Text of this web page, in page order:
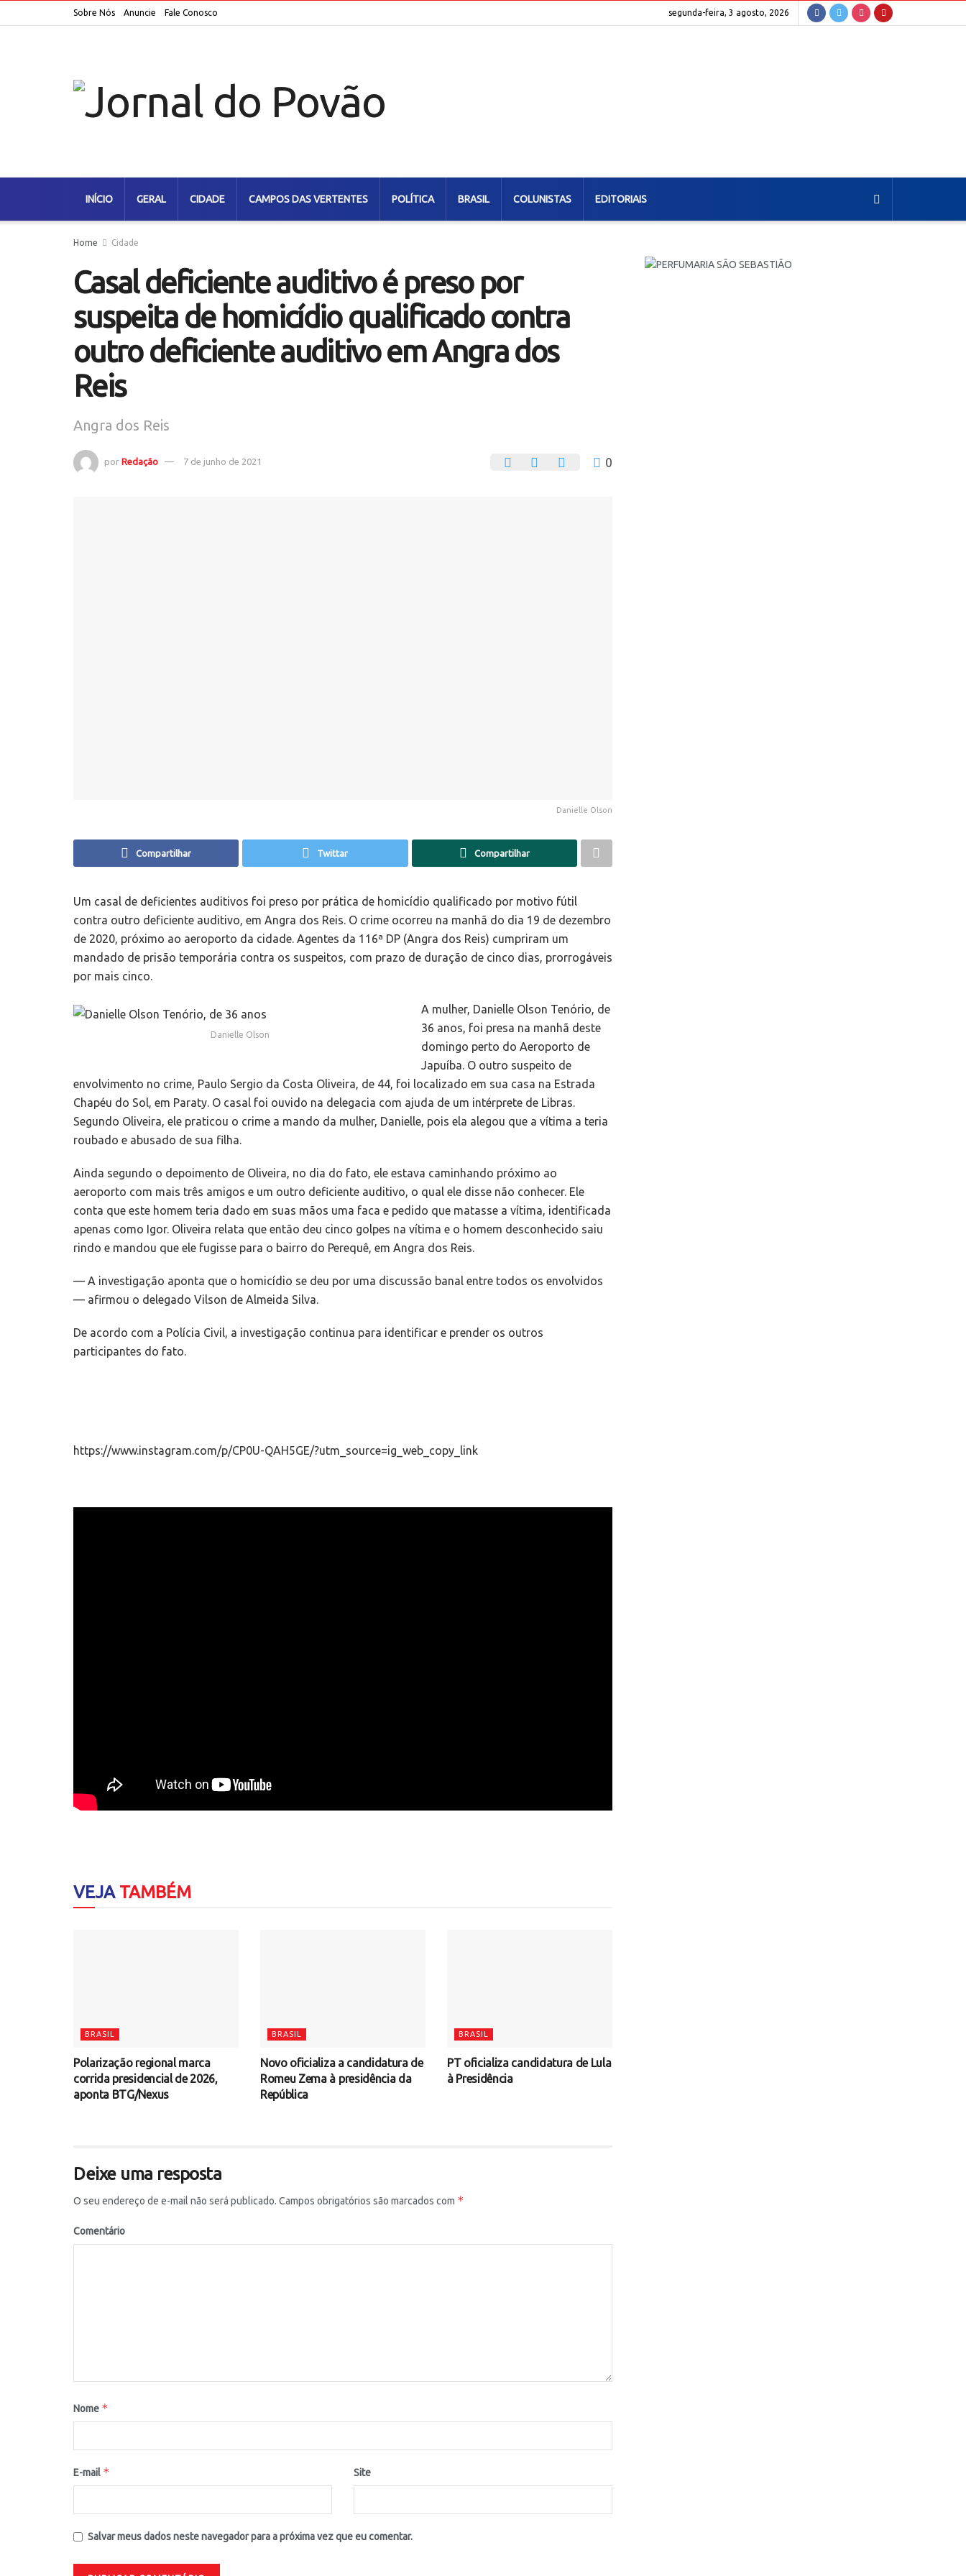
Sobre Nós Anuncie Fale Conosco segunda-feira, 3 agosto, 2026
INÍCIO GERAL CIDADE CAMPOS DAS VERTENTES POLÍTICA BRASIL COLUNISTAS EDITORIAIS
Home Cidade
Casal deficiente auditivo é preso por
suspeita de homicídio qualificado contra
outro deficiente auditivo em Angra dos
Reis
Angra dos Reis
por Redação 7 de junho de 2021 0
Danielle Olson
Compartilhar Twittar Compartilhar
Um casal de deficientes auditivos foi preso por prática de homicídio qualificado por motivo fútil
contra outro deficiente auditivo, em Angra dos Reis. O crime ocorreu na manhã do dia 19 de dezembro
de 2020, próximo ao aeroporto da cidade. Agentes da 116ª DP (Angra dos Reis) cumpriram um
mandado de prisão temporária contra os suspeitos, com prazo de duração de cinco dias, prorrogáveis
por mais cinco.
Danielle Olson
A mulher, Danielle Olson Tenório, de
36 anos, foi presa na manhã deste
domingo perto do Aeroporto de
Japuíba. O outro suspeito de
envolvimento no crime, Paulo Sergio da Costa Oliveira, de 44, foi localizado em sua casa na Estrada
Chapéu do Sol, em Paraty. O casal foi ouvido na delegacia com ajuda de um intérprete de Libras.
Segundo Oliveira, ele praticou o crime a mando da mulher, Danielle, pois ela alegou que a vítima a teria
roubado e abusado de sua filha.
Ainda segundo o depoimento de Oliveira, no dia do fato, ele estava caminhando próximo ao
aeroporto com mais três amigos e um outro deficiente auditivo, o qual ele disse não conhecer. Ele
conta que este homem teria dado em suas mãos uma faca e pedido que matasse a vítima, identificada
apenas como Igor. Oliveira relata que então deu cinco golpes na vítima e o homem desconhecido saiu
rindo e mandou que ele fugisse para o bairro do Perequê, em Angra dos Reis.
— A investigação aponta que o homicídio se deu por uma discussão banal entre todos os envolvidos
— afirmou o delegado Vilson de Almeida Silva.
De acordo com a Polícia Civil, a investigação continua para identificar e prender os outros
participantes do fato.
https://www.instagram.com/p/CP0U-QAH5GE/?utm_source=ig_web_copy_link
VEJATAMBÉM
BRASIL
Polarização regional marca
corrida presidencial de 2026,
aponta BTG/Nexus
BRASIL
Novo oficializa a candidatura de
Romeu Zema à presidência da
República
BRASIL
PT oficializa candidatura de Lula
à Presidência
Deixe uma resposta
O seu endereço de e-mail não será publicado. Campos obrigatórios são marcados com *
Comentário
Nome *
E-mail * Site
Salvar meus dados neste navegador para a próxima vez que eu comentar.